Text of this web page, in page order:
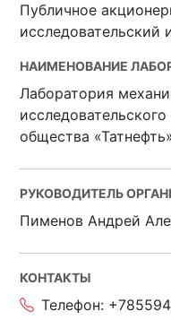
Публичное
исследовательский
НАИМЕНОВАНИЕ
Лаборатория
общества
РУКОВОДИТЕЛЬ
Пименов Андрей
КОНТАКТЫ
Телефон: